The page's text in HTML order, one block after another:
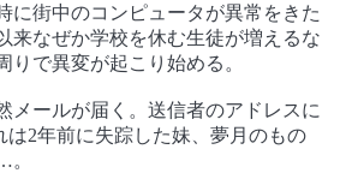
に街中のコンピュータが異常をきた
来なぜか学校を休む生徒が増えるな
りで異変が起こり始める。
メールが届く。送信者のアドレスに
は2年前に失踪した妹、夢月のもの